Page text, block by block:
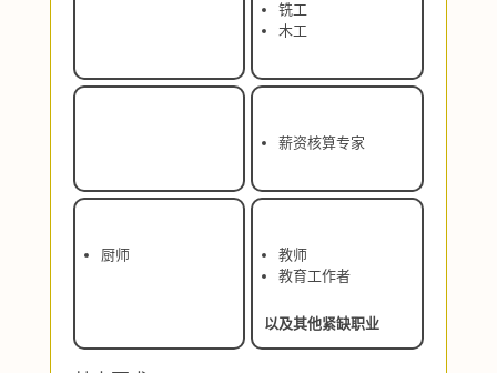
铣工
木工
薪资核算专家
厨师
教师
教育工作者
以及其他紧缺职业